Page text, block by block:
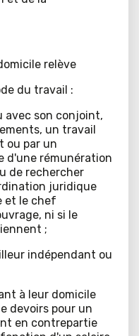
relève
du travail :
avec son conjoint,
un travail
ou par un
d'une rémunération
de rechercher
juridique
et le chef
ni si le
;
indépendant ou
à leur domicile
devoirs pour un
en contrepartie